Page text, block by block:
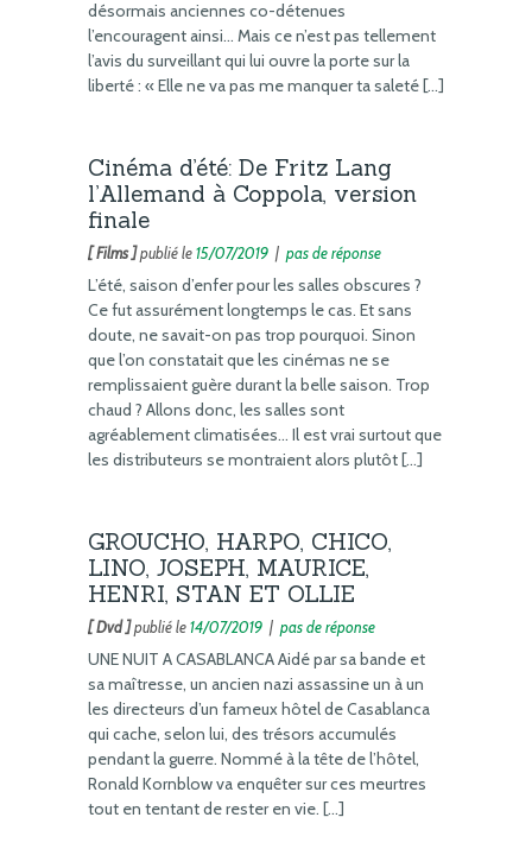
désormais anciennes co-détenues
l’encouragent ainsi… Mais ce n’est pas tellement
l’avis du surveillant qui lui ouvre la porte sur la
liberté : « Elle ne va pas me manquer ta saleté […]
Cinéma d’été: De Fritz Lang
l’Allemand à Coppola, version
finale
[ Films ]publié le15/07/2019 | pas de réponse
L’été, saison d’enfer pour les salles obscures ?
Ce fut assurément longtemps le cas. Et sans
doute, ne savait-on pas trop pourquoi. Sinon
que l’on constatait que les cinémas ne se
remplissaient guère durant la belle saison. Trop
chaud ? Allons donc, les salles sont
agréablement climatisées… Il est vrai surtout que
les distributeurs se montraient alors plutôt […]
GROUCHO, HARPO, CHICO,
LINO, JOSEPH, MAURICE,
HENRI, STAN ET OLLIE
[ Dvd ]publié le14/07/2019 | pas de réponse
UNE NUIT A CASABLANCA Aidé par sa bande et
sa maîtresse, un ancien nazi assassine un à un
les directeurs d’un fameux hôtel de Casablanca
qui cache, selon lui, des trésors accumulés
pendant la guerre. Nommé à la tête de l’hôtel,
Ronald Kornblow va enquêter sur ces meurtres
tout en tentant de rester en vie. […]